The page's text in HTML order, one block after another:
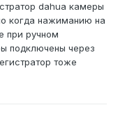
dahua камеры
когда нажиманию на
при ручном
подключены через
тоже